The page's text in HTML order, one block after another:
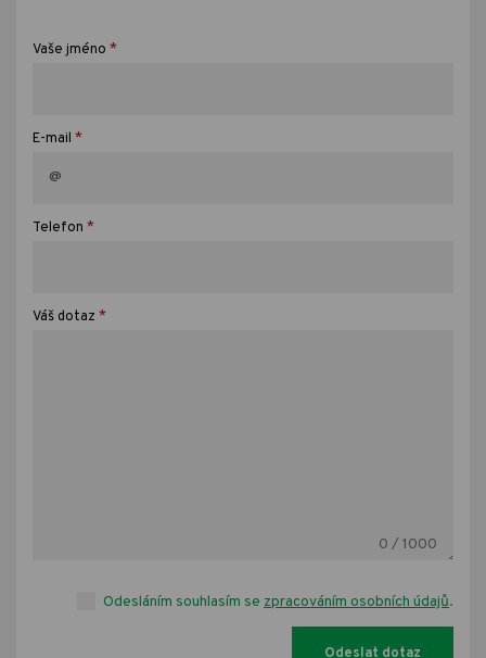
Vaše jméno *
E-mail *
Telefon *
Váš dotaz *
0 / 1000
Odesláním souhlasím se zpracováním osobních údajů.